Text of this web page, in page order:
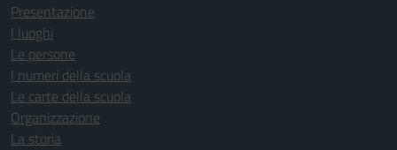
Presentazione
I luoghi
Le persone
I numeri della scuola
Le carte della scuola
Organizzazione
La storia